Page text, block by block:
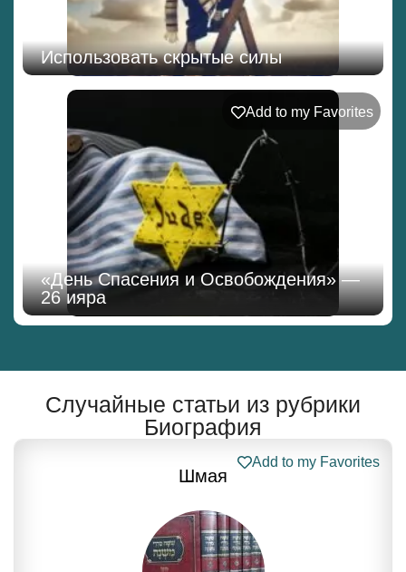
Использовать скрытые силы
Add to my Favorites
«День Спасения и Освобождения» —
26 ияра
Случайные статьи из рубрики
Биография
Шмая
Add to my Favorites